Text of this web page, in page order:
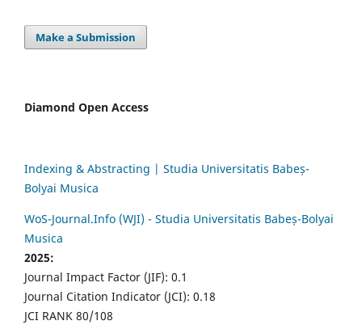
Make a Submission
Diamond Open Access
Indexing & Abstracting | Studia Universitatis Babeș-
Bolyai Musica
WoS-Journal.Info (WJI) - Studia Universitatis Babeș-Bolyai
Musica
2025:
Journal Impact Factor (JIF): 0.1
Journal Citation Indicator (JCI): 0.18
JCI RANK 80/108